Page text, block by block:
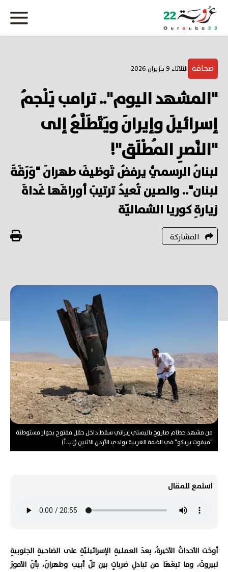
صحافة الثلاثاء 9 حزيران 2026
"المشهد اليوم".. ترامب يَلْجمُ
إسرائيلَ وإيرانَ ويَتَطَلَّعُ إلى
"النَّصرِ المُطْلَق"!
لبنانُ الرسميُّ يرفضُ تَوظيفَ طهرانَ "وَرَقَةَ
لبنان".. والصين تُعيدُ ترتيبَ أوراقَها غَداةَ
زيارةِ كوريا الشماليّة
المشاركة
من مشهد حطام صاروخ باليستي إيراني سقط داخل حقل مفتوح بجوار مستوطنة
"ميفوت يريكو" في الضفة الغربية بوادي الأردن الاثنين (إ.ب.أ)
استمع للمقال
أوحَت الأحداثُ الأخيرةُ، بعدَ العمليةِ الإسرائيليّةِ على الضاحيةِ الجنوبيةِ
لبيروتَ، وما تبعَهَا من تبادلِ ضرباتٍ بين تلّ أبيب وطهرانَ، بأنَ الأمورَ